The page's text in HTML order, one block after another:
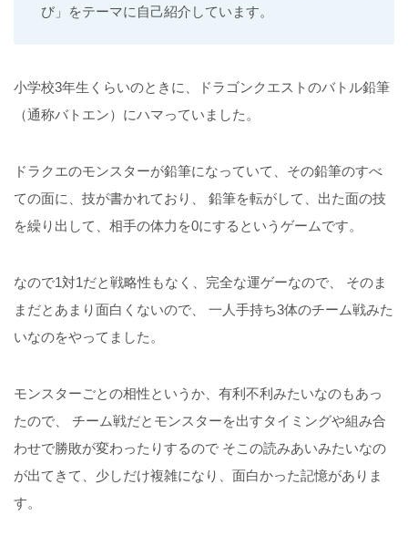
び」をテーマに自己紹介しています。
小学校3年生くらいのときに、ドラゴンクエストのバトル鉛筆
（通称バトエン）にハマっていました。
ドラクエのモンスターが鉛筆になっていて、その鉛筆のすべ
ての面に、技が書かれており、 鉛筆を転がして、出た面の技
を繰り出して、相手の体力を0にするというゲームです。
なので1対1だと戦略性もなく、完全な運ゲーなので、 そのま
まだとあまり面白くないので、 一人手持ち3体のチーム戦みた
いなのをやってました。
モンスターごとの相性というか、有利不利みたいなのもあっ
たので、 チーム戦だとモンスターを出すタイミングや組み合
わせで勝敗が変わったりするので そこの読みあいみたいなの
が出てきて、少しだけ複雑になり、面白かった記憶がありま
す。